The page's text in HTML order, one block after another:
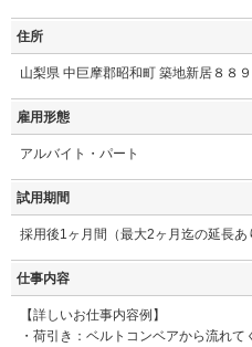
住所
山梨県 中巨摩郡昭和町 築地新居８
雇用形態
アルバイト・パート
試用期間
採用後1ヶ月間（最大2ヶ月迄の延長あ
仕事内容
【詳しいお仕事内容例】
・荷引き：ベルトコンベアから流れ